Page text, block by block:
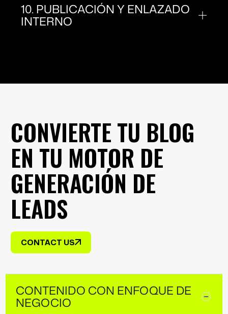
10. PUBLICACIÓN Y ENLAZADO
INTERNO
CONVIERTE TU BLOG
EN TU MOTOR DE
GENERACIÓN DE
LEADS
CONTACT US
CONTENIDO CON ENFOQUE DE
NEGOCIO